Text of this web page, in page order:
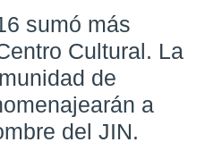
sumó más
Cultural. La
de
a
del JIN.